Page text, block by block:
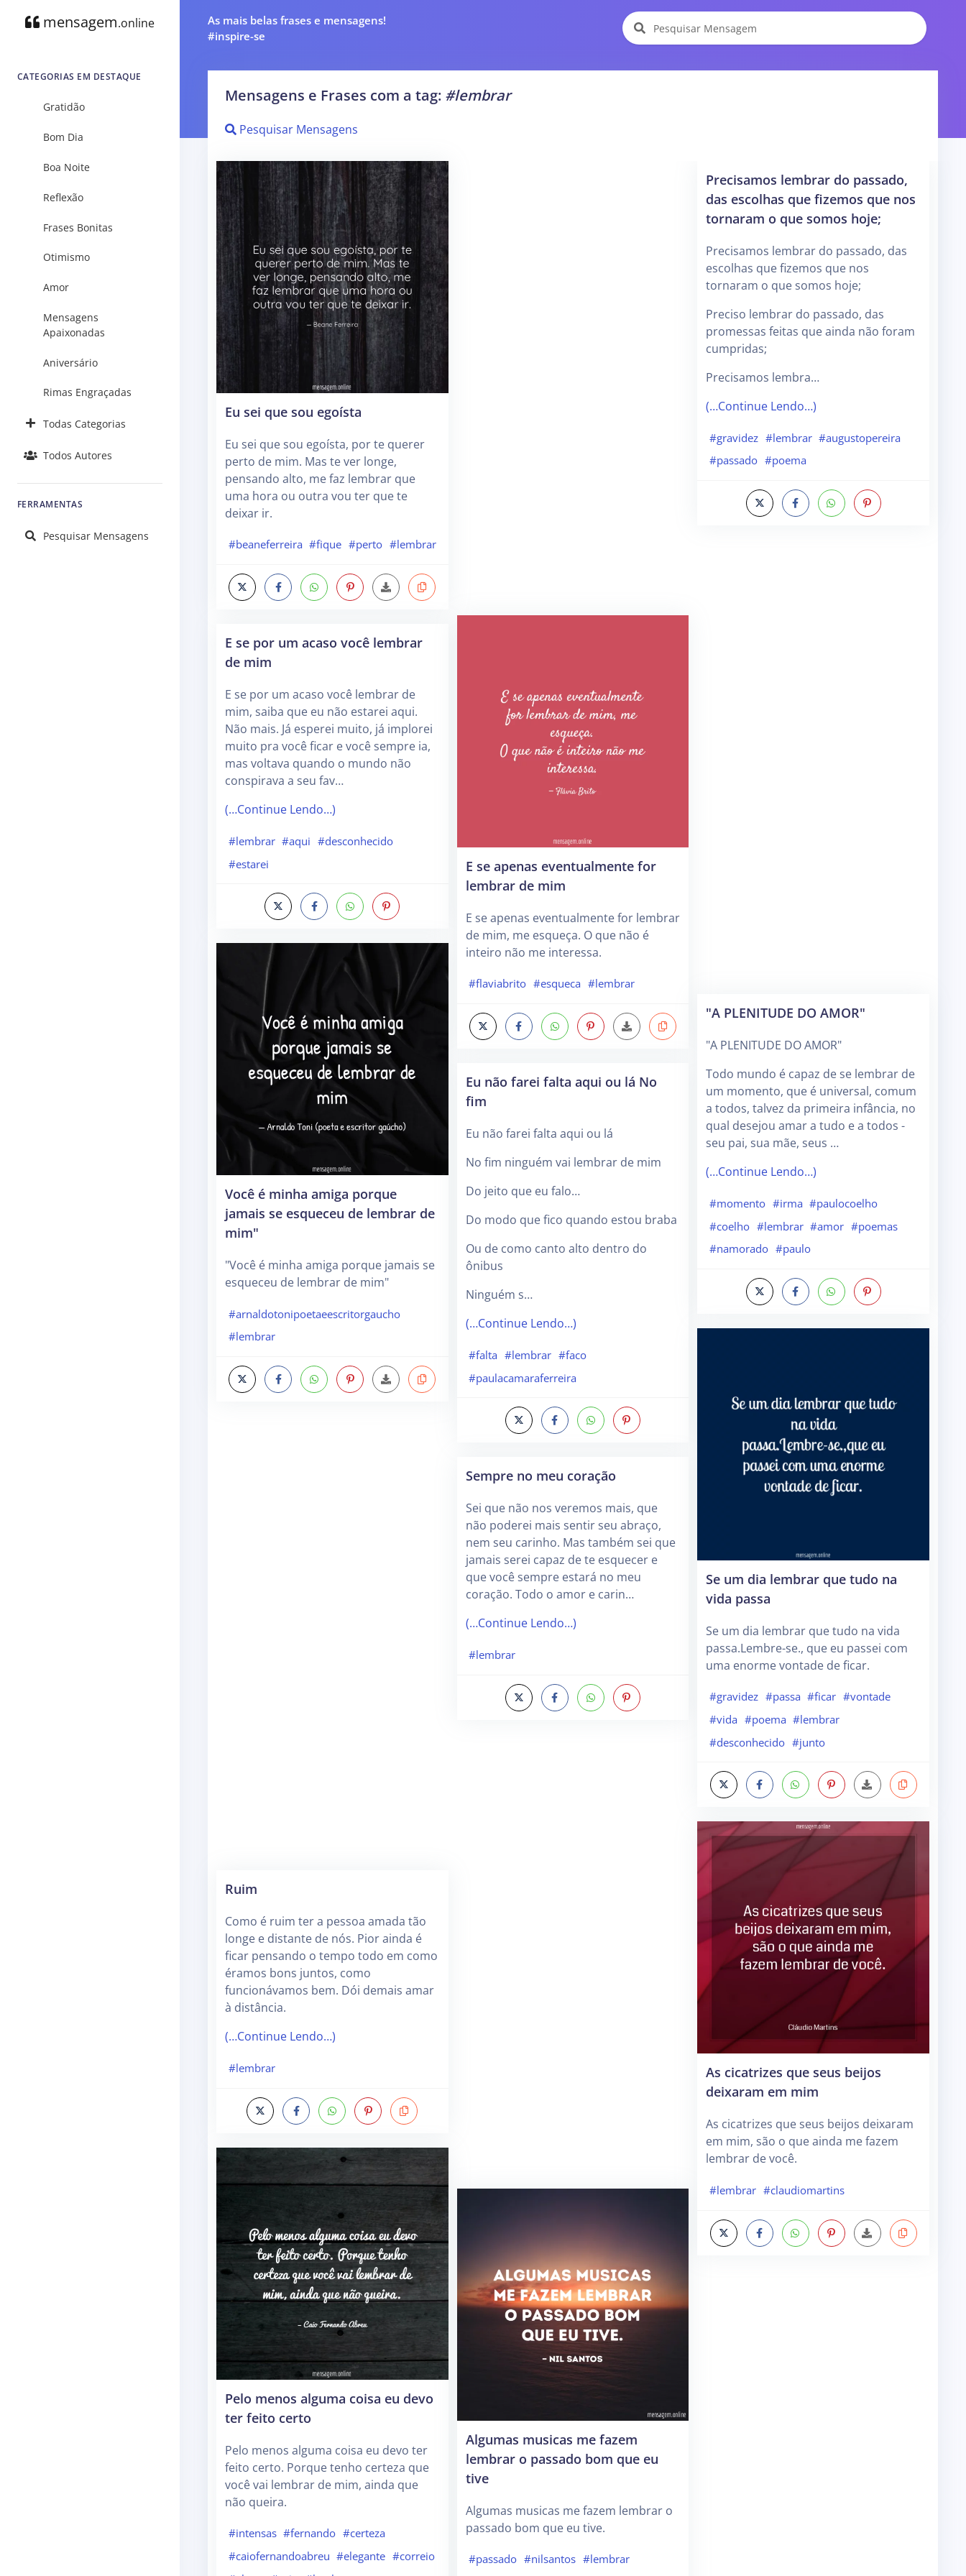
mensagem.online
CATEGORIAS EM DESTAQUE
Gratidão
Bom Dia
Boa Noite
Reflexão
Frases Bonitas
Otimismo
Amor
Mensagens
Apaixonadas
Aniversário
Rimas Engraçadas
Todas Categorias
Todos Autores
FERRAMENTAS
Pesquisar Mensagens
As mais belas frases e mensagens!
#inspire-se
Mensagens e Frases com a tag: #lembrar
Pesquisar Mensagens
Eu sei que sou egoísta
Eu sei que sou egoísta, por te querer
perto de mim. Mas te ver longe,
pensando alto, me faz lembrar que
uma hora ou outra vou ter que te
deixar ir.
#beaneferreira #fique #perto #lembrar
E se por um acaso você lembrar
de mim
E se por um acaso você lembrar de
mim, saiba que eu não estarei aqui.
Não mais. Já esperei muito, já implorei
muito pra você ficar e você sempre ia,
mas voltava quando o mundo não
conspirava a seu fav…
(…Continue Lendo…)
#lembrar #aqui #desconhecido
#estarei
Você é minha amiga porque
jamais se esqueceu de lembrar de
mim"
"Você é minha amiga porque jamais se
esqueceu de lembrar de mim"
#arnaldotonipoetaeescritorgaucho
#lembrar
Ruim
Como é ruim ter a pessoa amada tão
longe e distante de nós. Pior ainda é
ficar pensando o tempo todo em como
éramos bons juntos, como
funcionávamos bem. Dói demais amar
à distância.
(…Continue Lendo…)
#lembrar
Pelo menos alguma coisa eu devo
ter feito certo
Pelo menos alguma coisa eu devo ter
feito certo. Porque tenho certeza que
você vai lembrar de mim, ainda que
não queira.
#intensas #fernando #certeza
#caiofernandoabreu #elegante #correio
E se apenas eventualmente for
lembrar de mim
E se apenas eventualmente for lembrar
de mim, me esqueça. O que não é
inteiro não me interessa.
#flaviabrito #esqueca #lembrar
Eu não farei falta aqui ou lá No
fim
Eu não farei falta aqui ou lá
No fim ninguém vai lembrar de mim
Do jeito que eu falo…
Do modo que fico quando estou braba
Ou de como canto alto dentro do
ônibus
Ninguém s…
(…Continue Lendo…)
#falta #lembrar #faco
#paulacamaraferreira
Sempre no meu coração
Sei que não nos veremos mais, que
não poderei mais sentir seu abraço,
nem seu carinho. Mas também sei que
jamais serei capaz de te esquecer e
que você sempre estará no meu
coração. Todo o amor e carin…
(…Continue Lendo…)
#lembrar
Algumas musicas me fazem
lembrar o passado bom que eu
tive
Algumas musicas me fazem lembrar o
passado bom que eu tive.
#passado #nilsantos #lembrar
Precisamos lembrar do passado,
das escolhas que fizemos que nos
tornaram o que somos hoje;
Precisamos lembrar do passado, das
escolhas que fizemos que nos
tornaram o que somos hoje;
Preciso lembrar do passado, das
promessas feitas que ainda não foram
cumpridas;
Precisamos lembra…
(…Continue Lendo…)
#gravidez #lembrar #augustopereira
#passado #poema
"A PLENITUDE DO AMOR"
"A PLENITUDE DO AMOR"
Todo mundo é capaz de se lembrar de
um momento, que é universal, comum
a todos, talvez da primeira infância, no
qual desejou amar a tudo e a todos -
seu pai, sua mãe, seus …
(…Continue Lendo…)
#momento #irma #paulocoelho
#coelho #lembrar #amor #poemas
#namorado #paulo
Se um dia lembrar que tudo na
vida passa
Se um dia lembrar que tudo na vida
passa.Lembre-se., que eu passei com
uma enorme vontade de ficar.
#gravidez #passa #ficar #vontade
#vida #poema #lembrar
#desconhecido #junto
As cicatrizes que seus beijos
deixaram em mim
As cicatrizes que seus beijos deixaram
em mim, são o que ainda me fazem
lembrar de você.
#lembrar #claudiomartins